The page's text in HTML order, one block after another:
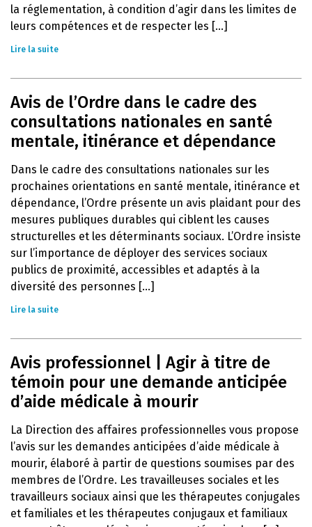
la réglementation, à condition d’agir dans les limites de
leurs compétences et de respecter les [...]
Lire la suite
Avis de l’Ordre dans le cadre des
consultations nationales en santé
mentale, itinérance et dépendance
Dans le cadre des consultations nationales sur les
prochaines orientations en santé mentale, itinérance et
dépendance, l’Ordre présente un avis plaidant pour des
mesures publiques durables qui ciblent les causes
structurelles et les déterminants sociaux. L’Ordre insiste
sur l’importance de déployer des services sociaux
publics de proximité, accessibles et adaptés à la
diversité des personnes [...]
Lire la suite
Avis professionnel | Agir à titre de
témoin pour une demande anticipée
d’aide médicale à mourir
La Direction des affaires professionnelles vous propose
l’avis sur les demandes anticipées d’aide médicale à
mourir, élaboré à partir de questions soumises par des
membres de l’Ordre. Les travailleuses sociales et les
travailleurs sociaux ainsi que les thérapeutes conjugales
et familiales et les thérapeutes conjugaux et familiaux